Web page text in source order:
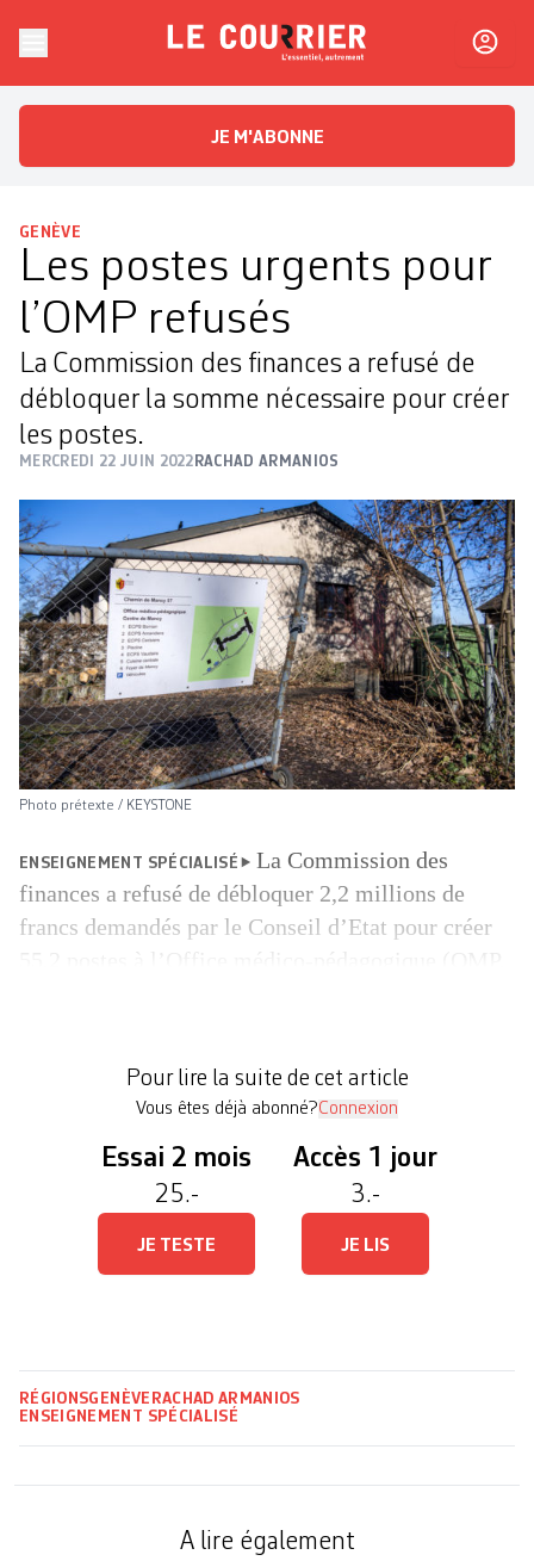
Le CourrierL'essentiel, autrement
JE M'ABONNE
GENÈVE
Les postes urgents pour
l’OMP refusés
La Commission des finances a refusé de
débloquer la somme nécessaire pour créer
les postes.
MERCREDI 22 JUIN 2022 RACHAD ARMANIOS
Photo prétexte / KEYSTONE
ENSEIGNEMENT SPÉCIALISÉ
La Commission des
finances a refusé de débloquer 2,2 millions de
francs demandés par le Conseil d’Etat pour créer
Vert·es, EàG) […]
Pour lire la suite de cet article
Vous êtes déjà abonné?Connexion
Essai 2 mois
25.-
JE TESTE
Accès 1 jour
3.-
JE LIS
RÉGIONSGENÈVE RACHAD ARMANIOS
ENSEIGNEMENT SPÉCIALISÉ
A lire également